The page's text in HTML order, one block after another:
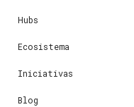
Hubs
Ecosistema
Iniciativas
Blog